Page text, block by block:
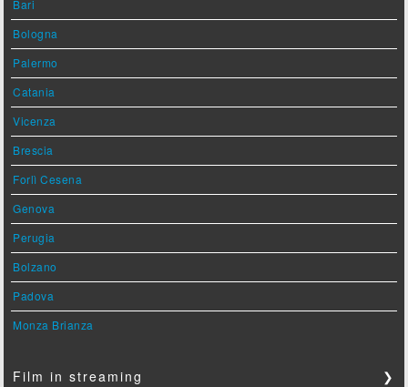
Bari
Bologna
Palermo
Catania
Vicenza
Brescia
Forlì Cesena
Genova
Perugia
Bolzano
Padova
Monza Brianza
Film in streaming ❯